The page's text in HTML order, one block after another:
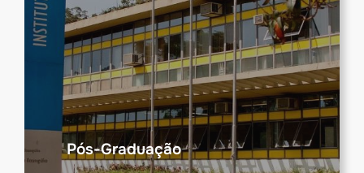
Pós-Graduação